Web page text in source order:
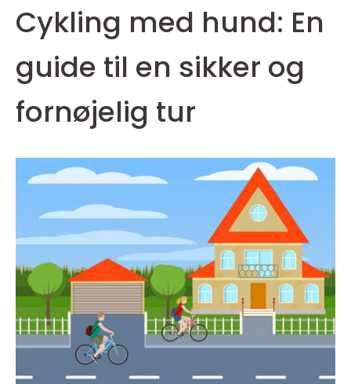
Cykling med hund: En
guide til en sikker og
fornøjelig tur